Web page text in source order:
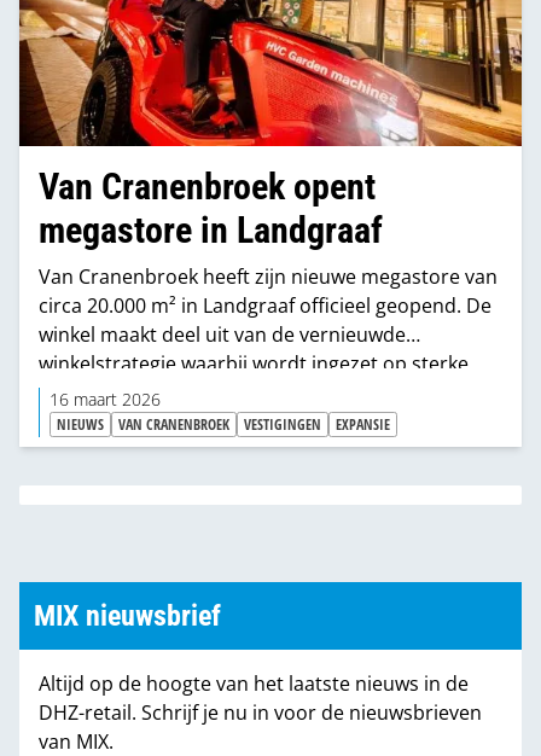
Van Cranenbroek opent
megastore in Landgraaf
Van Cranenbroek heeft zijn nieuwe megastore van
circa 20.000 m² in Landgraaf officieel geopend. De
winkel maakt deel uit van de vernieuwde
winkelstrategie waarbij wordt ingezet op sterke
productpresentaties, inspirerende afdelingen en
een ruimere winkelbeleving.
16 maart 2026
NIEUWS VAN CRANENBROEK VESTIGINGEN EXPANSIE
MIX nieuwsbrief
Altijd op de hoogte van het laatste nieuws in de
DHZ-retail. Schrijf je nu in voor de nieuwsbrieven
van MIX.